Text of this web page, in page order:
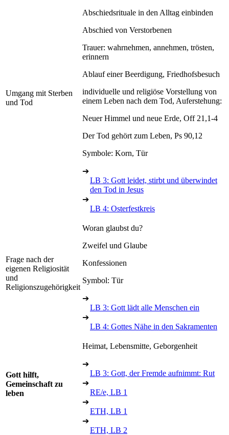
Umgang mit Sterben
und Tod
Abschiedsrituale in den Alltag einbinden
Abschied von Verstorbenen
Trauer: wahrnehmen, annehmen, trösten,
erinnern
Ablauf einer Beerdigung, Friedhofsbesuch
individuelle und religiöse Vorstellung von
einem Leben nach dem Tod, Auferstehung:
Neuer Himmel und neue Erde, Off 21,1-4
Der Tod gehört zum Leben, Ps 90,12
Symbole: Korn, Tür
➔
LB 3: Gott leidet, stirbt und überwindet
den Tod in Jesus
➔
LB 4: Osterfestkreis
Frage nach der
eigenen Religiosität
und
Religionszugehörigkeit
Woran glaubst du?
Zweifel und Glaube
Konfessionen
Symbol: Tür
➔
LB 3: Gott lädt alle Menschen ein
➔
LB 4: Gottes Nähe in den Sakramenten
Gott hilft,
Gemeinschaft zu
leben
Heimat, Lebensmitte, Geborgenheit
➔
LB 3: Gott, der Fremde aufnimmt: Rut
➔
RE/e, LB 1
➔
ETH, LB 1
➔
ETH, LB 2